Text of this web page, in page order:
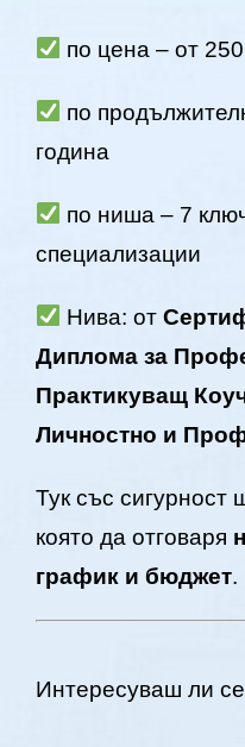
по цена – от
по
година
по ниша – 7
специализации
Нива: от
Диплома за
Практикуващ
Личностно и
Тук със сигурност
която да отговаря
график и бюджет.
Интересуваш ли